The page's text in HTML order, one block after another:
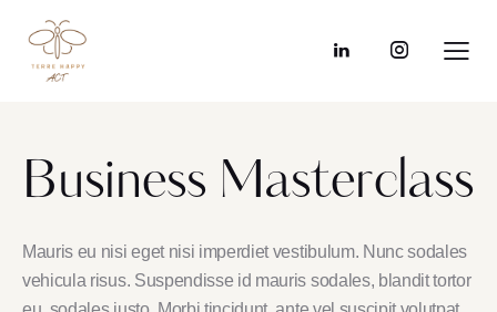
Business Masterclass
Mauris eu nisi eget nisi imperdiet vestibulum. Nunc sodales
vehicula risus. Suspendisse id mauris sodales, blandit tortor